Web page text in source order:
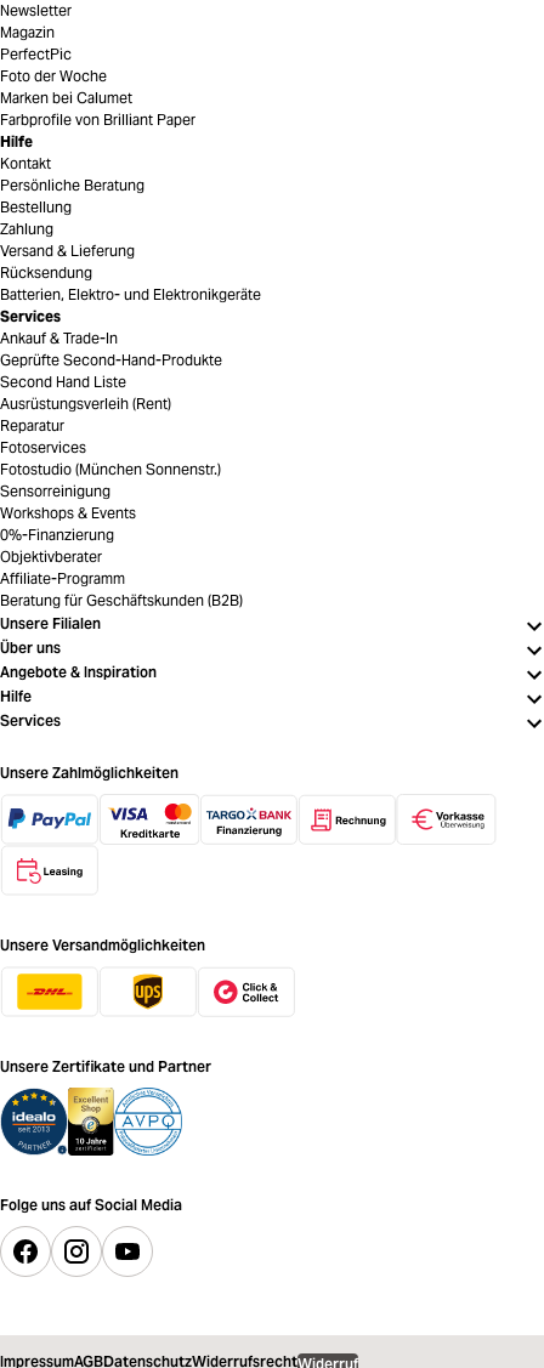
Newsletter
Magazin
PerfectPic
Foto der Woche
Marken bei Calumet
Farbprofile von Brilliant Paper
Hilfe
Kontakt
Persönliche Beratung
Bestellung
Zahlung
Versand & Lieferung
Rücksendung
Batterien, Elektro- und Elektronikgeräte
Services
Ankauf & Trade-In
Geprüfte Second-Hand-Produkte
Second Hand Liste
Ausrüstungsverleih (Rent)
Reparatur
Fotoservices
Fotostudio (München Sonnenstr.)
Sensorreinigung
Workshops & Events
0%-Finanzierung
Objektivberater
Affiliate-Programm
Beratung für Geschäftskunden (B2B)
Unsere Filialen
Über uns
Angebote & Inspiration
Hilfe
Services
Unsere Zahlmöglichkeiten
Unsere Versandmöglichkeiten
Unsere Zertifikate und Partner
Folge uns auf Social Media
ImpressumAGBDatenschutzWiderrufsrechtWiderruf